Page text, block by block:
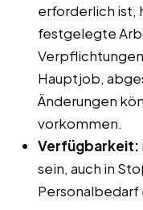
erforderlich ist,
festgelegte
Hauptjob,
Änderungen
vorkommen.
Verfügbarkeit:
sein, auch in
Personalbedarf